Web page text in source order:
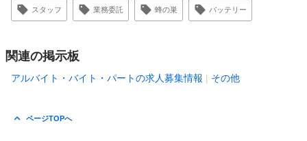
スタッフ 業務委託 蜂の巣 バッテリー
関連の掲示板
アルバイト・バイト・パートの求人募集情報 その他
ページTOPへ